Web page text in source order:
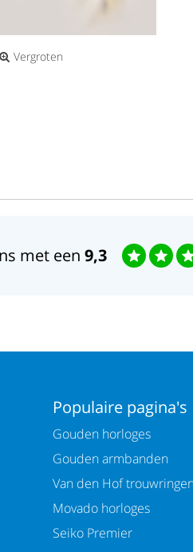
Vergroten
met een 9,3
Populaire pagina's
Gouden horloges
Gouden armbanden
Van den Hof
Movado horloges
Seiko Premier